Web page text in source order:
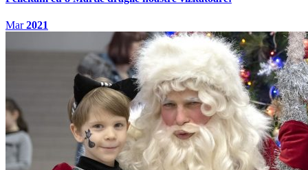
Mar2021